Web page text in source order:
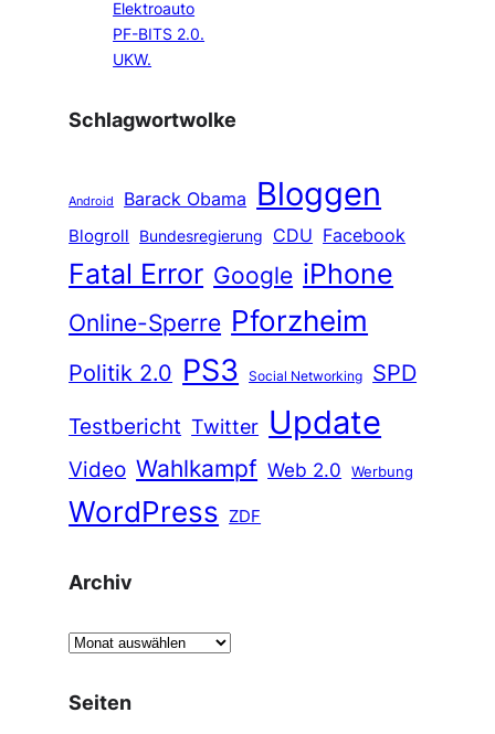
Elektroauto
PF-BITS 2.0.
UKW.
Schlagwortwolke
Android Barack Obama Bloggen
Blogroll Bundesregierung CDU Facebook
Fatal Error Google iPhone
Online-Sperre Pforzheim
Politik 2.0 PS3 Social Networking
SPD
Testbericht Twitter Update
Video Wahlkampf Web 2.0 Werbung
WordPress ZDF
Archiv
A
c
h
Seiten